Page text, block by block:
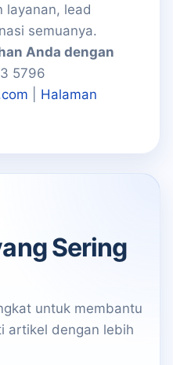
layanan, lead
semuanya.
Anda dengan
5796
Halaman
Sering
untuk membantu
artikel dengan lebih